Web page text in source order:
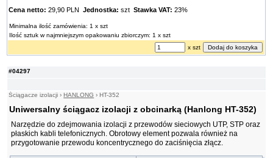
#04297
Ściągacze izolacji ›HANLONG ›HT-352
Uniwersalny ściągacz izolacji z obcinarką (Hanlong HT-352)
Narzędzie do zdejmowania izolacji z przewodów sieciowych UTP, STP oraz
płaskich kabli telefonicznych. Obrotowy element pozwala również na
przygotowanie przewodu koncentrycznego do zaciśnięcia złącz.
Cena netto: 29,90 PLNJednostka: sztStawka VAT: 23%
Minimalna ilość zamówienia: 1 x szt
Ilość sztuk w najmniejszym opakowaniu zbiorczym: 1 x szt
x szt